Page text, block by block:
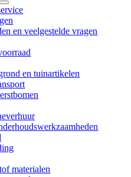
en veelgestelde vragen
en tuinartikelen
materialen